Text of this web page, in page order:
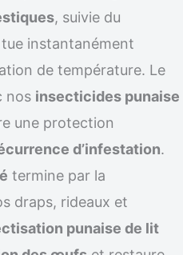
, suivie du
instantanément
de température. Le
nos insecticides punaise
une protection
d’infestation.
termine par la
draps, rideaux et
punaise de lit